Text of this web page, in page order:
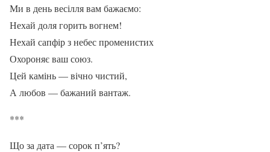
Ми в день весілля вам бажаємо:
Нехай доля горить вогнем!
Нехай сапфір з небес променистих
Охороняє ваш союз.
Цей камінь — вічно чистий,
А любов — бажаний вантаж.
***
Що за дата — сорок п’ять?